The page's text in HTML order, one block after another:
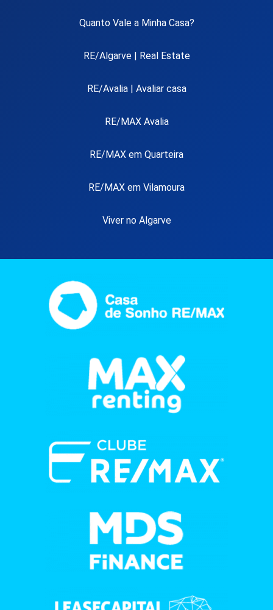
Quanto Vale a Minha Casa?
RE/Algarve | Real Estate
RE/Avalia | Avaliar casa
RE/MAX Avalia
RE/MAX em Quarteira
RE/MAX em Vilamoura
Viver no Algarve